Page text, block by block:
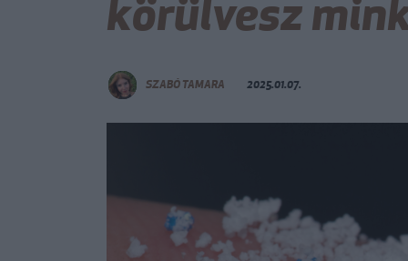
körülvesz
SZABÓ TAMARA 2025.01.07.